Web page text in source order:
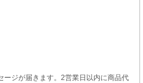
ージが届きます。2営業日以内に商品代